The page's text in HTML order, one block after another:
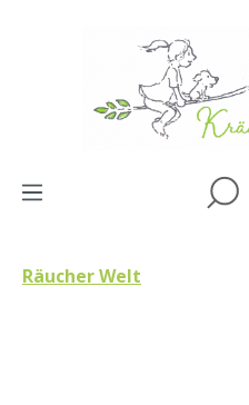
Räucher Welt